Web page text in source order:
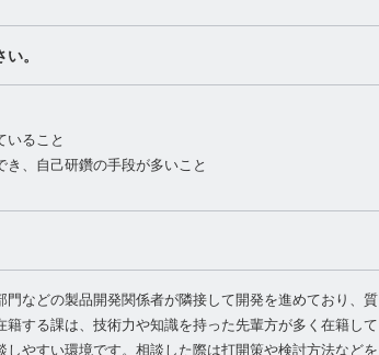
。
いること
き、自己研鑽の手段が多いこと
などの製品開発関係者が隣接して開発を進めており、質
する課は、技術力や知識を持った先輩方が多く在籍して
やすい環境です。相談した際は打開策や検討方法などを